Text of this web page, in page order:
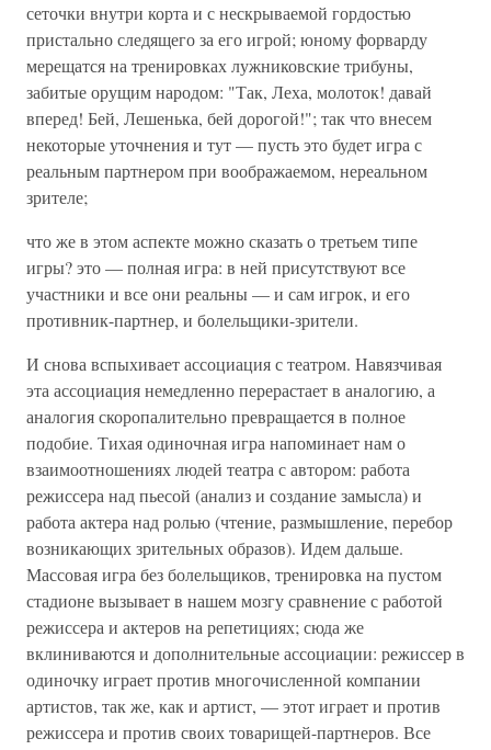
сеточки внутри корта и с нескрываемой гордостью
пристально следящего за его игрой; юному форварду
мерещатся на тренировках лужниковские трибуны,
забитые орущим народом: "Так, Леха, молоток! давай
вперед! Бей, Лешенька, бей дорогой!"; так что внесем
некоторые уточнения и тут — пусть это будет игра с
реальным партнером при воображаемом, нереальном
зрителе;
что же в этом аспекте можно сказать о третьем типе
игры? это — полная игра: в ней присутствуют все
участники и все они реальны — и сам игрок, и его
противник-партнер, и болельщики-зрители.
И снова вспыхивает ассоциация с театром. Навязчивая
эта ассоциация немедленно перерастает в аналогию, а
аналогия скоропалительно превращается в полное
подобие. Тихая одиночная игра напоминает нам о
взаимоотношениях людей театра с автором: работа
режиссера над пьесой (анализ и создание замысла) и
работа актера над ролью (чтение, размышление, перебор
возникающих зрительных образов). Идем дальше.
Массовая игра без болельщиков, тренировка на пустом
стадионе вызывает в нашем мозгу сравнение с работой
режиссера и актеров на репетициях; сюда же
вклиниваются и дополнительные ассоциации: режиссер в
одиночку играет против многочисленной компании
артистов, так же, как и артист, — этот играет и против
режиссера и против своих товарищей-партнеров. Все